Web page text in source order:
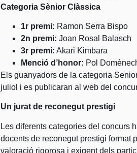
Categoria Sènior Clàssica
1r premi: Ramon Serra Bispo
2n premi: Joan Rosal Balasch
3r premi: Akari Kimbara
Menció d’honor: Pol
Els guanyadors de la categoria
juliol i es publicaran al web del
Un jurat de reconegut prestigi
Les diferents categories del concurs
docents de reconegut prestigi format
valoració rigorosa i exigent dels